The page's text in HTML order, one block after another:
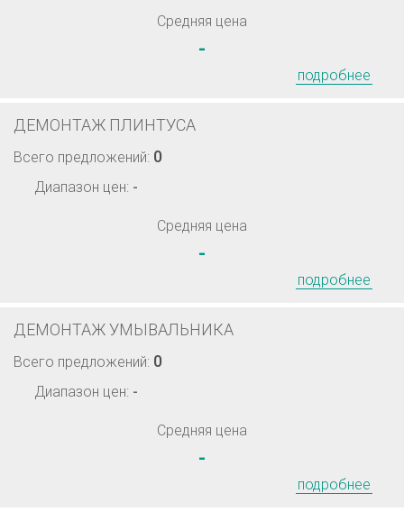
Средняя цена
-
подробнее
ДЕМОНТАЖ ПЛИНТУСА
Всего предложений: 0
Диапазон цен: -
Средняя цена
-
подробнее
ДЕМОНТАЖ УМЫВАЛЬНИКА
Всего предложений: 0
Диапазон цен: -
Средняя цена
-
подробнее